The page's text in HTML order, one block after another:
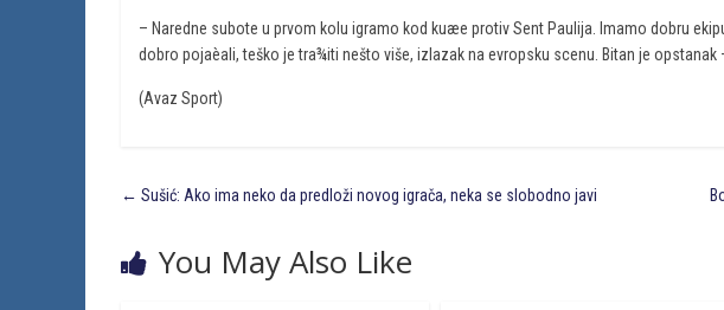
– Naredne subote u prvom kolu igramo kod kuæe protiv Sent Paulija. Imamo dobru
dobro pojaèali, teško je tra¾iti nešto više, izlazak na evropsku scenu. Bitan je opstanak
(Avaz Sport)
← Sušić: Ako ima neko da predloži novog igrača, neka se slobodno javi
You May Also Like